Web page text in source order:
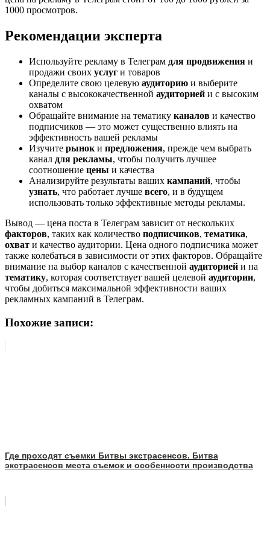
1000 просмотров.
Рекомендации эксперта
Используйте рекламу в Телеграм для продвижения и
продажи своих услуг и товаров
Определите свою целевую аудиторию и выберите
каналы с высококачественной аудиторией и с высоким
охватом
Обращайте внимание на тематику каналов и качество
подписчиков — это может существенно влиять на
эффективность вашей рекламы
Изучите рынок и предложения, прежде чем выбрать
канал для рекламы, чтобы получить лучшее
соотношение цены и качества
Анализируйте результаты ваших кампаний, чтобы
узнать, что работает лучше всего, и в будущем
использовать только эффективные методы рекламы.
Вывод — цена поста в Телеграм зависит от нескольких
факторов, таких как количество подписчиков, тематика,
охват и качество аудитории. Цена одного подписчика может
также колебаться в зависимости от этих факторов. Обращайте
внимание на выбор каналов с качественной аудиторией и на
тематику, которая соответствует вашей целевой аудитории,
чтобы добиться максимальной эффективности ваших
рекламных кампаний в Телеграм.
Похожие записи:
Где проходят съемки Битвы экстрасенсов. Битва
экстрасенсов места съемок и особенности производства